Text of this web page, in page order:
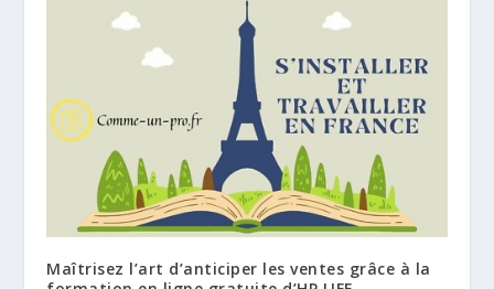
Maîtrisez l’art d’anticiper les ventes grâce à la